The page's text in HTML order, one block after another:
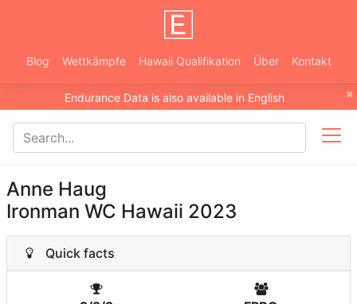
Blog Wettkämpfe Hawaii Qualifikation Über Kontakt
×
Endurance Data is also available in English
Anne Haug
Ironman WC Hawaii 2023
Quick facts